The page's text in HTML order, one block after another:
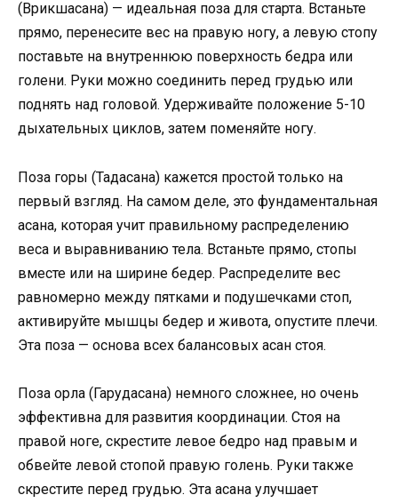
(Врикшасана) — идеальная поза для старта. Встаньте
прямо, перенесите вес на правую ногу, а левую стопу
поставьте на внутреннюю поверхность бедра или
голени. Руки можно соединить перед грудью или
поднять над головой. Удерживайте положение 5-10
дыхательных циклов, затем поменяйте ногу.
Поза горы (Тадасана) кажется простой только на
первый взгляд. На самом деле, это фундаментальная
асана, которая учит правильному распределению
веса и выравниванию тела. Встаньте прямо, стопы
вместе или на ширине бедер. Распределите вес
равномерно между пятками и подушечками стоп,
активируйте мышцы бедер и живота, опустите плечи.
Эта поза — основа всех балансовых асан стоя.
Поза орла (Гарудасана) немного сложнее, но очень
эффективна для развития координации. Стоя на
правой ноге, скрестите левое бедро над правым и
обвейте левой стопой правую голень. Руки также
скрестите перед грудью. Эта асана улучшает